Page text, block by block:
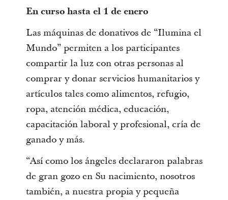
En curso hasta el 1 de enero
Las máquinas de donativos de “Ilumina el
Mundo” permiten a los participantes
compartir la luz con otras personas al
comprar y donar servicios humanitarios y
artículos tales como alimentos, refugio,
ropa, atención médica, educación,
capacitación laboral y profesional, cría de
ganado y más.
“Así como los ángeles declararon palabras
de gran gozo en Su nacimiento, nosotros
también, a nuestra propia y pequeña